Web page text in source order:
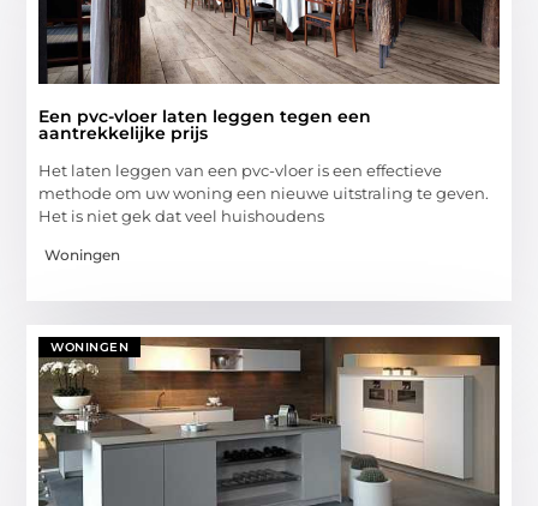
Een pvc-vloer laten leggen tegen een
aantrekkelijke prijs
Het laten leggen van een pvc-vloer is een effectieve
methode om uw woning een nieuwe uitstraling te geven.
Het is niet gek dat veel huishoudens
Woningen
WONINGEN